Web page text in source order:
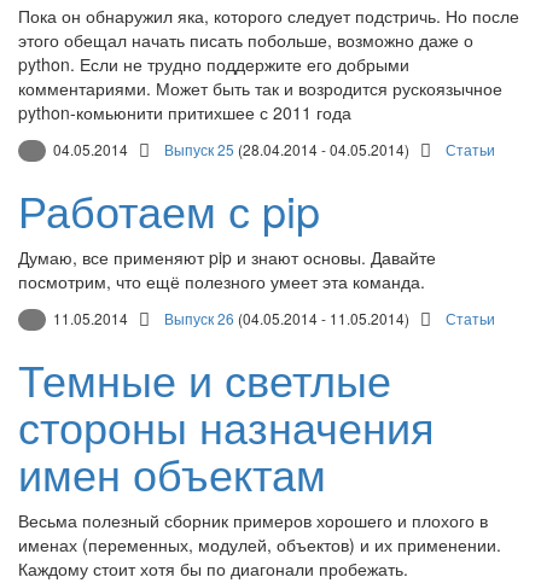
Пока он обнаружил яка, которого следует подстричь. Но после
этого обещал начать писать побольше, возможно даже о
python. Если не трудно поддержите его добрыми
комментариями. Может быть так и возродится рускоязычное
python-комьюнити притихшее с 2011 года
04.05.2014 Выпуск 25 (28.04.2014 - 04.05.2014) Статьи
Работаем с pip
Думаю, все применяют pip и знают основы. Давайте
посмотрим, что ещё полезного умеет эта команда.
11.05.2014 Выпуск 26 (04.05.2014 - 11.05.2014) Статьи
Темные и светлые
стороны назначения
имен объектам
Весьма полезный сборник примеров хорошего и плохого в
именах (переменных, модулей, объектов) и их применении.
Каждому стоит хотя бы по диагонали пробежать.